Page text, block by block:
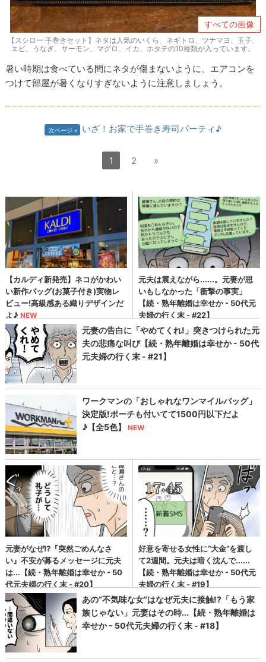
すべての画像
【スシロー 手巻きセット】ネタは人気のいくら、ネギトロ、ツナマヨ、玉子、
エビ、うなぎ、サーモン、マグロ、イカ、ホタテの10種類が入っています。
暑い時期は食べている間にネタが傷まないように、エアコンを
つけて部屋が暑くなりすぎないように注意しましょう。
次ページ いざ！お家で手巻き寿司パーティ♪
1 2 »